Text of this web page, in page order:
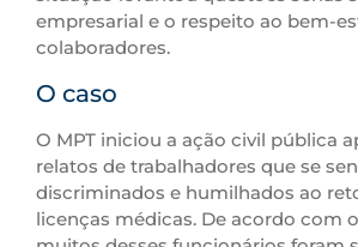
empresarial e o respeito ao bem-
colaboradores.
O caso
O MPT iniciou a ação civil pública
relatos de trabalhadores que se
discriminados e humilhados ao
licenças médicas. De acordo com